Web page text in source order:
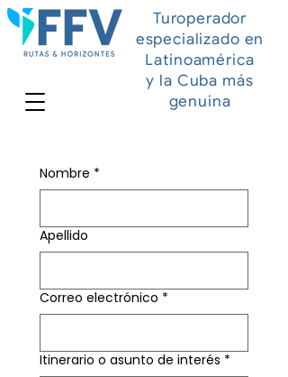
Turoperador
especializado en
Latinoamérica
y la Cuba más
genuina
Nombre *
Apellido
Correo electrónico *
Itinerario o asunto de interés *